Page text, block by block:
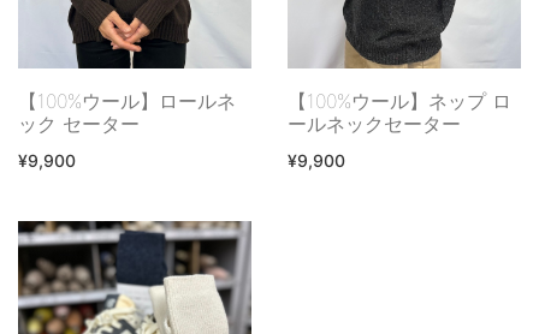
【100%ウール】ロールネ
ック セーター
¥9,900
【100%ウール】ネップ ロ
ールネックセーター
¥9,900